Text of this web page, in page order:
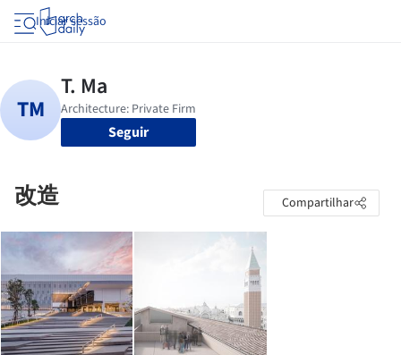
Iniciar sessão
Seguir
改造 Compartilhar